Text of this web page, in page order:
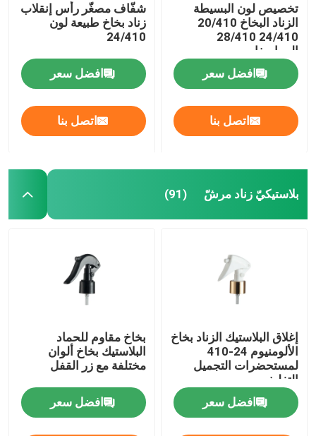
زجاجة مستحضرات التجميل البلاستيكية
زجاجة من الزيت العطري
زجاجة رذاذ العطر
تخصيص لون البسيطة
الزناد البخاخ 20/410
24/410 28/410
المواصفات
افضل سعر
اتصل بنا
شفّاف مصغّر رأس إنقلاب
زناد بخاخ طبيعة لون
24/410
افضل سعر
اتصل بنا
بلاستيكيّ زناد مرشّ (91)
إغلاق البلاستيك الزناد بخاخ
الألومنيوم 24-410
لمستحضرات التجميل
التغليف
افضل سعر
بخاخ مقاوم للحماد
البلاستيك بخاخ ألوان
مختلفة مع زر القفل
افضل سعر